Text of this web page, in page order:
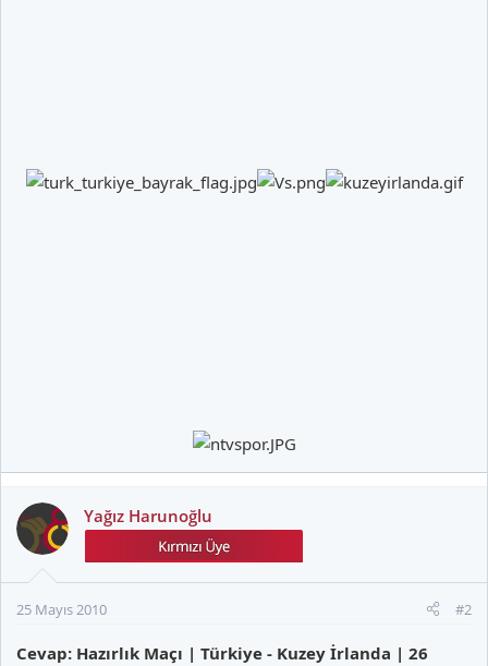
Yağız Harunoğlu
25 Mayıs 2010 #2
Cevap: Hazırlık Maçı | Türkiye - Kuzey İrlanda | 26